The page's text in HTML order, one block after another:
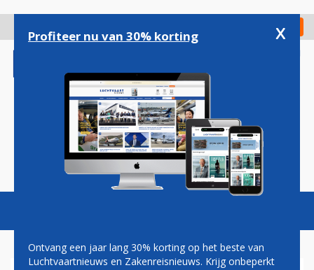
gaan
Check in
Magazine Podcasts Vacatures
Profiteer nu van 30% korting x
Ontvang een jaar lang 30% korting op het beste van
Luchtvaartnieuws en Zakenreisnieuws. Krijg onbeperkt